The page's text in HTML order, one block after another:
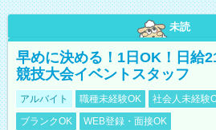
未読
早めに決める！1日OK！日給
競技大会イベントスタッフ
アルバイト 職種未経験OK 社会人未経験
ブランクOK
WEB登録・面接OK